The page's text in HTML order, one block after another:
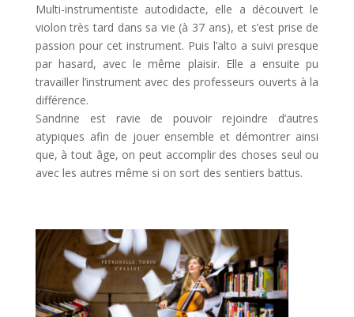
Multi-instrumentiste autodidacte, elle a découvert le
violon très tard dans sa vie (à 37 ans), et s’est prise de
passion pour cet instrument. Puis l’alto a suivi presque
par hasard, avec le même plaisir. Elle a ensuite pu
travailler l’instrument avec des professeurs ouverts à la
différence.
Sandrine est ravie de pouvoir rejoindre d’autres
atypiques afin de jouer ensemble et démontrer ainsi
que, à tout âge, on peut accomplir des choses seul ou
avec les autres même si on sort des sentiers battus.